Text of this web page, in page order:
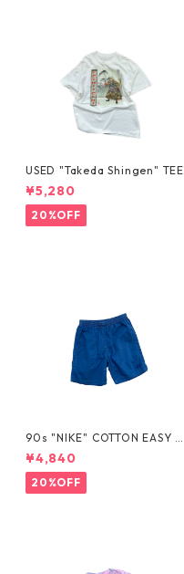
USED "Takeda Shingen" TEE
¥5,280
20%OFF
90s "NIKE" COTTON EASY S
HORTS
¥4,840
20%OFF